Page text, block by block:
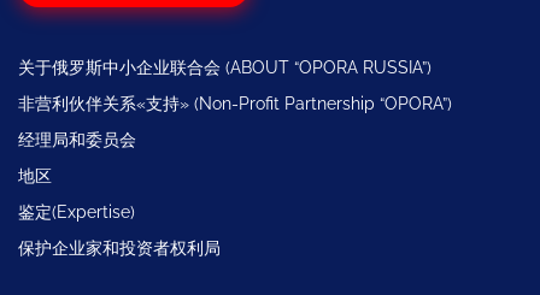
关于俄罗斯中小企业联合会 (ABOUT “OPORA RUSSIA”)
非营利伙伴关系«支持» (Non-Profit Partnership “OPORA”)
经理局和委员会
地区
鉴定(Expertise)
保护企业家和投资者权利局